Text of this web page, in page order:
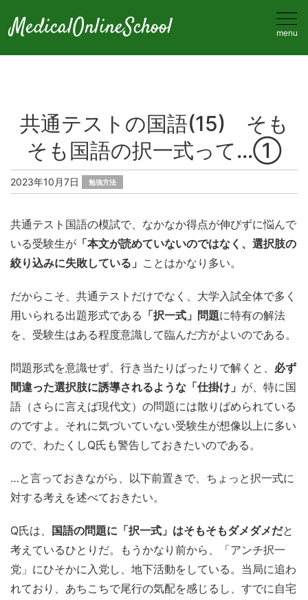
menu
MedicalOnlineSchool
共通テストの国語(15) そも
そも国語の択一式って…①
2023年10月7日 勉強方法
共通テスト国語の模試で、なかなか得点が伸びずに悩んで
いる受験生が 「本文が読めていないのではなく、選択肢の
絞り込みに失敗している」 ことはかなり多い。
だからこそ、共通テストだけでなく、大学入試全体で多く
用いられる出題形式である 「択一式」問題に特有の解法
を、受験生はある程度意識して臨んだ方がよいのである。
問題形式を意識せず、行き当たりばったりで解くと、 必ず
間違った選択肢に誘導されるような「仕掛け」 が、特に国
語（さらに言えば現代文）の問題には散りばめられている
のですよ。それに気づいていない受験生が想像以上に多い
ので、わたくしQ氏も警告しておきたいのである。
…と言っておきながら、以下前置きで、ちょっと択一式に
対する考えを述べておきたい。
Q氏は、 国語の問題に「択一式」はそもそもダメダメだと
考えているひとりだ。もうかなり前から、「アンチ択一
党」にひそかに入党し、地下活動をしている。当局に追わ
れており、あちこちで尾行の気配を感じるし、すでに自宅